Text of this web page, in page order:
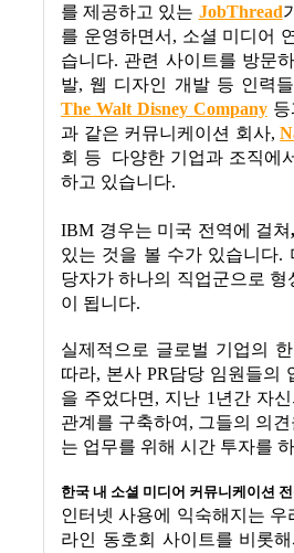
를 제공하고 있는 JobThread
를 운영하면서 , 소셜 미디어
습니다. 관련 사이트를 방문
발, 웹 디자인 개발 등 인력
The Walt Disney Company
과 같은 커뮤니케이션 회사,
회 등
다양한 기업과 조직에
하고 있습니다.
IBM 경우는 미국 전역에 걸쳐,
있는 것을 볼 수가 있습니다.
당자가 하나의 직업군으로
이 됩니다.
실제적으로 글로벌 기업의 한
따라, 본사PR담당 임원들의
을 주었다면, 지난 1년간 자
관계를 구축하여 , 그들의 의
는 업무를 위해 시간 투자를
한국 내 소셜 미디어 커뮤니케이션
인터넷 사용에 익숙해지는
라인 동호회 사이트를 비롯해